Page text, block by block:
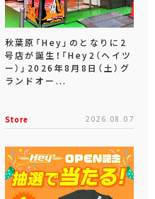
秋葉原「Hey」のとなりに2
号店が誕生！「Hey2（ヘイツ
ー）」2026年8月8日（土）グ
ランドオー...
Store 2026.08.07